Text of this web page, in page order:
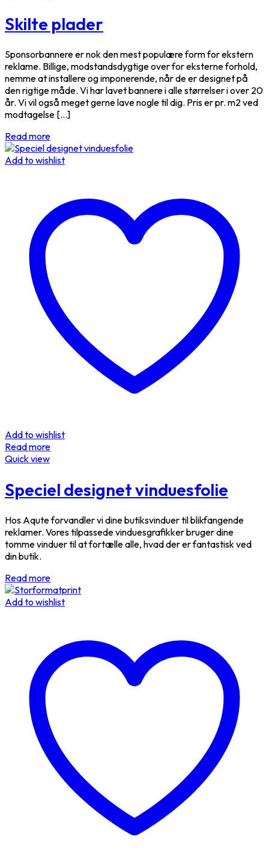
Skilte plader
Sponsorbannere er nok den mest populære form for ekstern
reklame. Billige, modstandsdygtige over for eksterne forhold,
nemme at installere og imponerende, når de er designet på
den rigtige måde. Vi har lavet bannere i alle størrelser i over 20
år. Vi vil også meget gerne lave nogle til dig. Pris er pr. m2 ved
modtagelse […]
Read more
Add to wishlist
Add to wishlist
Read more
Quick view
Speciel designet vinduesfolie
Hos Aqute forvandler vi dine butiksvinduer til blikfangende
reklamer. Vores tilpassede vinduesgrafikker bruger dine
tomme vinduer til at fortælle alle, hvad der er fantastisk ved
din butik.
Read more
Add to wishlist